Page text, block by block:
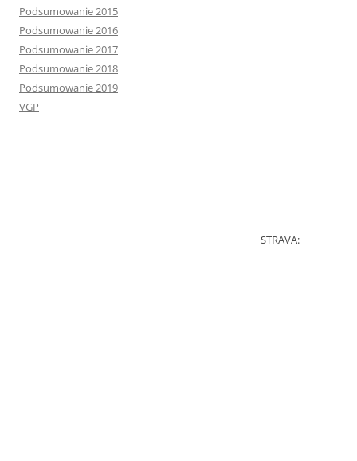
Podsumowanie 2015
Podsumowanie 2016
Podsumowanie 2017
Podsumowanie 2018
Podsumowanie 2019
VGP
STRAVA: